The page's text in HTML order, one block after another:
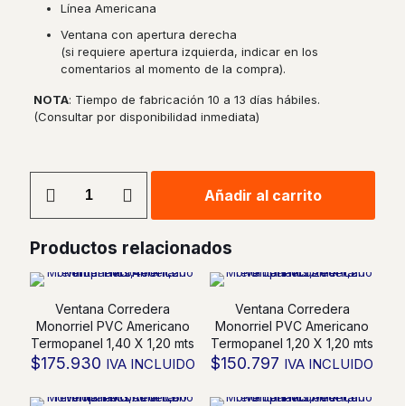
Línea Americana
Ventana con apertura derecha
(si requiere apertura izquierda, indicar en los
comentarios al momento de la compra).
NOTA: Tiempo de fabricación 10 a 13 días hábiles.
(Consultar por disponibilidad inmediata)
Corredera
Americano
1,20
mts
cantidad
Añadir al carrito
Productos relacionados
Ventana Corredera
Monorriel PVC Americano
Termopanel 1,40 X 1,20 mts
$175.930 IVA INCLUIDO
Ventana Corredera
Monorriel PVC Americano
Termopanel 1,20 X 1,20 mts
$150.797 IVA INCLUIDO